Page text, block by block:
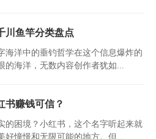
川鱼竿分类盘点
海洋中的垂钓哲学在这个信息爆炸的
海洋，无数内容创作者犹如...
书赚钱可信？
的困境？小红书，这个名字听起来就
憧憬和无限可能的地方。但...